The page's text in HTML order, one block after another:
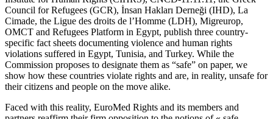
Council for Refugees (GCR), İnsan Hakları Derneği (IHD), La
Cimade, the Ligue des droits de l’Homme (LDH), Migreurop,
OMCT and Refugees Platform in Egypt, publish three country-
specific fact sheets documenting violence and human rights
violations suffered in Egypt, Tunisia, and Turkey. While the
Commission proposes to designate them as “safe” on paper, we
show how these countries violate rights and are, in reality, unsafe for
their citizens and people on the move alike.
Faced with this reality, EuroMed Rights and its members and